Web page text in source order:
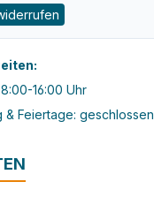
16:00 Uhr
& Feiertage: geschlossen